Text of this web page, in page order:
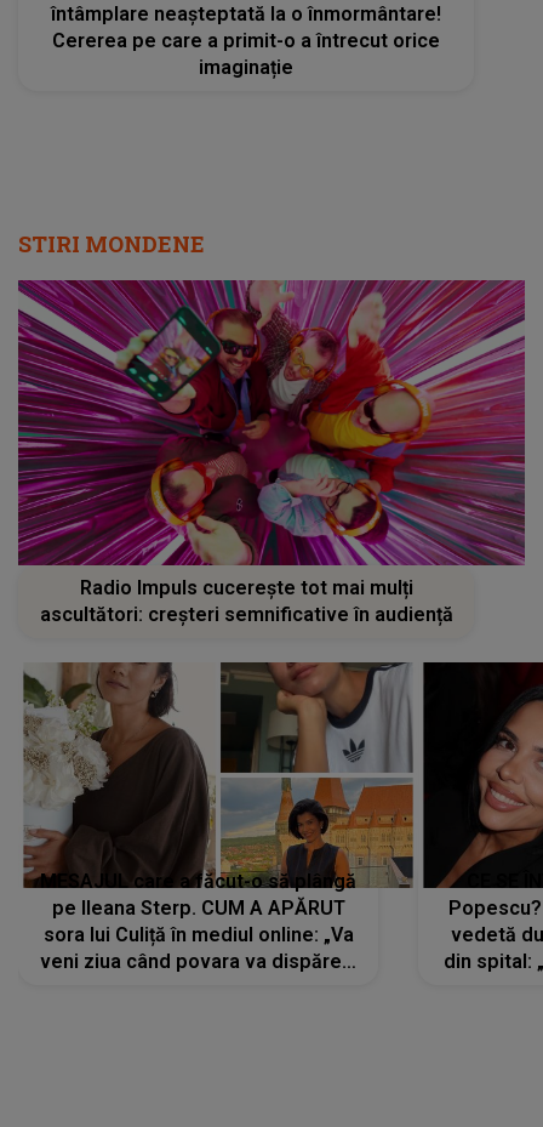
întâmplare neașteptată la o înmormântare!
Cererea pe care a primit-o a întrecut orice
imaginație
STIRI MONDENE
Radio Impuls cucerește tot mai mulți
ascultători: creșteri semnificative în audiență
MESAJUL care a făcut-o să plângă
pe Ileana Sterp. CUM A APĂRUT
sora lui Culiță în mediul online: „Va
veni ziua când povara va dispărea,
vedetă
din spital: